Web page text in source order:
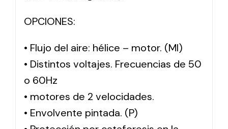
OPCIONES:
• Flujo del aire: hélice – motor. (MI)
• Distintos voltajes. Frecuencias de 50
o 60Hz
• motores de 2 velocidades.
• Envolvente pintada. (P)